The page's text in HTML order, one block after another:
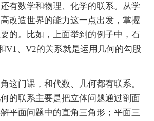
有数学和物理、化学的联系。从学
改造世界的能力这一点出发，掌握
的。比如，上面举到的例子中，石
V1、V2的关系就是运用几何的勾股
门课，和代数、几何都有联系。
的联系主要是把立体问题通过剖面
平面问题中的直角三角形；平面三